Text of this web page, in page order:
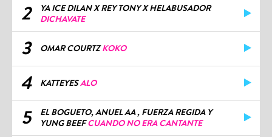
2
YA ICE DILAN X REY TONY X HELABUSADOR
DICHAVATE
3 OMAR COURTZKOKO
4 KATTEYESALO
5
EL BOGUETO, ANUEL AA , FUERZA REGIDA Y
YUNG BEEFCUANDO NO ERA CANTANTE